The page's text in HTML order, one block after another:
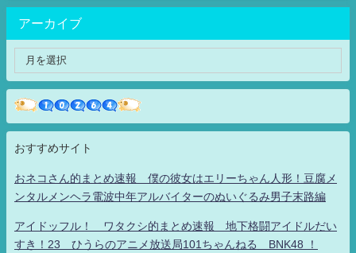
アーカイブ
おすすめサイト
おネコさん的まとめ速報 僕の彼女はエリーちゃん人形！豆腐メ
ンタルメンヘラ電波中年アルバイターのぬいぐるみ男子末路編
アイドッフル！ ワタクシ的まとめ速報 地下格闘アイドルだい
すき！23 ひうらのアニメ放送局101ちゃんねる BNK48 ！